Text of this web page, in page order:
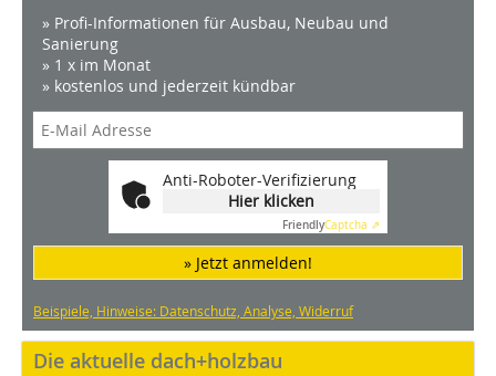
» Profi-Informationen für Ausbau, Neubau und
Sanierung
» 1 x im Monat
» kostenlos und jederzeit kündbar
Anti-Roboter-Verifizierung
Hier klicken
FriendlyCaptcha ⇗
» Jetzt anmelden!
Beispiele, Hinweise: Datenschutz, Analyse, Widerruf
Die aktuelle dach+holzbau